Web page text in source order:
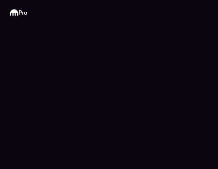
Kraken
Pro